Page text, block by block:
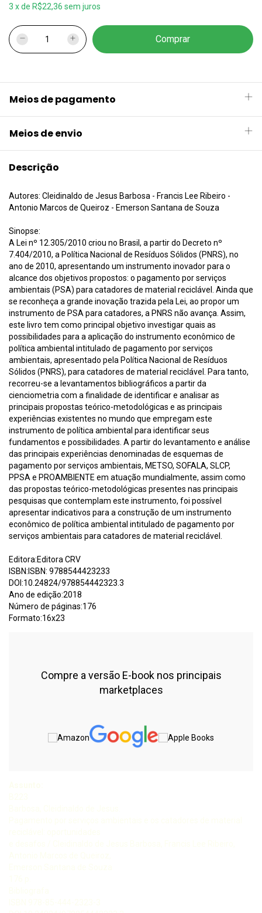
3 xde R$22,36 sem juros
Meios de pagamento
Meios de envio
Descrição
Autores: Cleidinaldo de Jesus Barbosa - Francis Lee Ribeiro -
Antonio Marcos de Queiroz - Emerson Santana de Souza
Sinopse:
A Lei nº 12.305/2010 criou no Brasil, a partir do Decreto nº
7.404/2010, a Política Nacional de Resíduos Sólidos (PNRS), no
ano de 2010, apresentando um instrumento inovador para o
alcance dos objetivos propostos: o pagamento por serviços
ambientais (PSA) para catadores de material reciclável. Ainda que
se reconheça a grande inovação trazida pela Lei, ao propor um
instrumento de PSA para catadores, a PNRS não avança. Assim,
este livro tem como principal objetivo investigar quais as
possibilidades para a aplicação do instrumento econômico de
política ambiental intitulado de pagamento por serviços
ambientais, apresentado pela Política Nacional de Resíduos
Sólidos (PNRS), para catadores de material reciclável. Para tanto,
recorreu-se a levantamentos bibliográficos a partir da
cienciometria com a finalidade de identificar e analisar as
principais propostas teórico-metodológicas e as principais
experiências existentes no mundo que empregam este
instrumento de política ambiental para identificar seus
fundamentos e possibilidades. A partir do levantamento e análise
das principais experiências denominadas de esquemas de
pagamento por serviços ambientais, METSO, SOFALA, SLCP,
PPSA e PROAMBIENTE em atuação mundialmente, assim como
das propostas teórico-metodológicas presentes nas principais
pesquisas que contemplam este instrumento, foi possível
apresentar indicativos para a construção de um instrumento
econômico de política ambiental intitulado de pagamento por
serviços ambientais para catadores de material reciclável.
Editora:Editora CRV
ISBN:ISBN: 9788544423233
DOI:10.24824/978854442323.3
Ano de edição:2018
Número de páginas:176
Formato:16x23
Compre a versão E-book nos principais
marketplaces